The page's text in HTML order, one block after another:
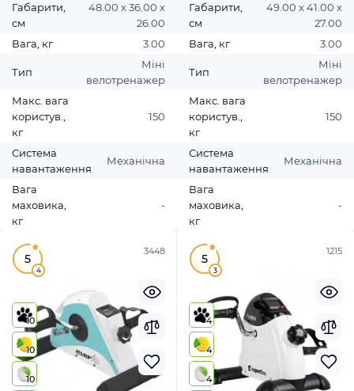
Габарити,
см
48.00 х 36.00 х
26.00
Вага, кг
3.00
Тип
Міні
велотренажер
Макс. вага
користув.,
кг
150
Система
навантаження
Механічна
Вага
маховика,
кг
-
Габарити,
см
49.00 х 41.00 х
27.00
Вага, кг
3.00
Тип
Міні
велотренажер
Макс. вага
користув.,
кг
150
Система
навантаження
Механічна
Вага
маховика,
кг
-
3448
5
4
10
10
10
1215
5
3
4
4
4